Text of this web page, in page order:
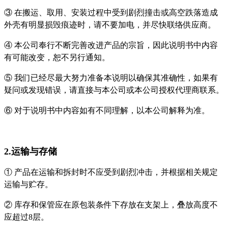
③ 在搬运、取用、安装过程中受到剧烈撞击或高空跌落造成
外壳有明显损毁痕迹时，请不要加电，并尽快联络供应商。
④ 本公司奉行不断完善改进产品的宗旨，因此说明书中内容
有可能改变，恕不另行通知。
⑤ 我们已经尽最大努力准备本说明以确保其准确性，如果有
疑问或发现错误，请直接与本公司或本公司授权代理商联系。
⑥ 对于说明书中内容如有不同理解，以本公司解释为准。
2.运输与存储
① 产品在运输和拆封时不应受到剧烈冲击，并根据相关规定
运输与贮存。
② 库存和保管应在原包装条件下存放在支架上 ，叠放高度不
应超过8层。